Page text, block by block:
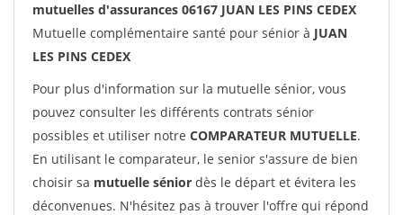
mutuelles d'assurances 06167 JUAN LES PINS CEDEX
Mutuelle complémentaire santé pour sénior à JUAN
LES PINS CEDEX
Pour plus d'information sur la mutuelle sénior, vous
pouvez consulter les différents contrats sénior
possibles et utiliser notre COMPARATEUR MUTUELLE.
En utilisant le comparateur, le senior s'assure de bien
choisir sa mutuelle sénior dès le départ et évitera les
déconvenues. N'hésitez pas à trouver l'offre qui répond